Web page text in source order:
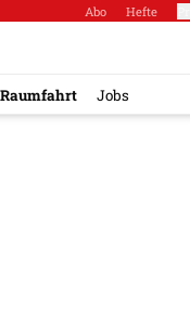
Abo Hefte
Raumfahrt Jobs